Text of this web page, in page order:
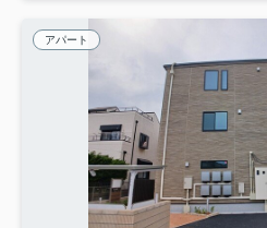
アパート